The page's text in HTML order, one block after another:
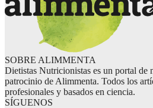
SOBRE ALIMMENTA
Dietistas Nutricionistas es un portal de
patrocinio de Alimmenta. Todos los
profesionales y basados en ciencia.
SÍGUENOS